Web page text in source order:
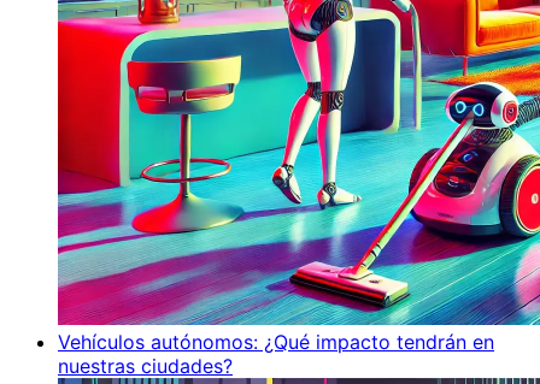
Vehículos autónomos: ¿Qué impacto tendrán en
nuestras ciudades?